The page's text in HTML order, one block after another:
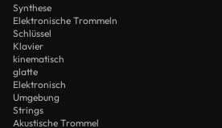
Synthese
Elektronische Trommeln
Schlüssel
Klavier
kinematisch
glatte
Elektronisch
Umgebung
Strings
Akustische Trommel